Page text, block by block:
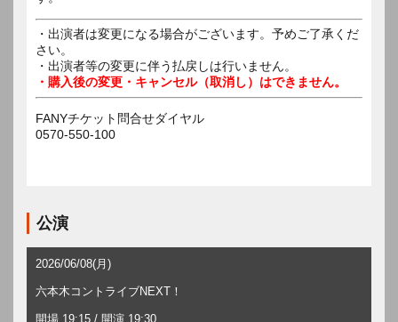
・出演者は変更になる場合がございます。予めご了承くだ
さい。
・出演者等の変更に伴う払戻しは行いません。
・購入後の変更・キャンセル（取消し）はできません。
FANYチケット問合せダイヤル
0570-550-100
公演
2026/06/08(月)
六本木コントライブNEXT！
開場 19:15 / 開演 19:30